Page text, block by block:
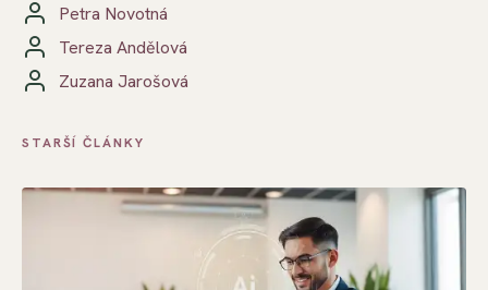
Petra Novotná
Tereza Andělová
Zuzana Jarošová
STARŠÍ ČLÁNKY